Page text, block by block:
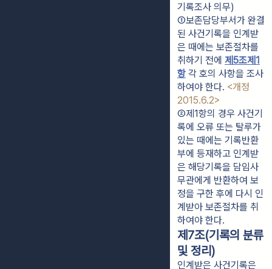
기록조사 의무)
①보존담당부서가 완결
된 사건기록을 인계받
은 때에는 보존절차를
취하기 전에 제5조제1
항 각 호의 사항을 조사
하여야 한다. <개정
2015.6.2>
②제1항의 경우 사건기
록에 오류 또는 탈루가
있는 때에는 기록반환
부에 등재하고 인계받
은 해당기록을 담임사
무관에게 반환하여 보
정을 구한 후에 다시 인
계받아 보존절차를 취
하여야 한다.
제7조(기록의 분류
및 정리)
인계받은 사건기록은